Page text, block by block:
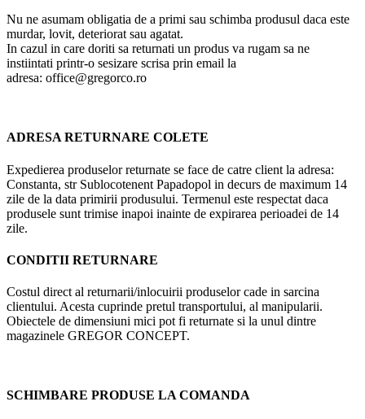
Nu ne asumam obligatia de a primi sau schimba produsul daca este
murdar, lovit, deteriorat sau agatat.
In cazul in care doriti sa returnati un produs va rugam sa ne
instiintati printr-o sesizare scrisa prin email la
adresa: office@gregorco.ro
ADRESA RETURNARE COLETE
Expedierea produselor returnate se face de catre client la adresa:
Constanta, str Sublocotenent Papadopol in decurs de maximum 14
zile de la data primirii produsului. Termenul este respectat daca
produsele sunt trimise inapoi inainte de expirarea perioadei de 14
zile.
CONDITII RETURNARE
Costul direct al returnarii/inlocuirii produselor cade in sarcina
clientului. Acesta cuprinde pretul transportului, al manipularii.
Obiectele de dimensiuni mici pot fi returnate si la unul dintre
magazinele GREGOR CONCEPT.
SCHIMBARE PRODUSE LA COMANDA